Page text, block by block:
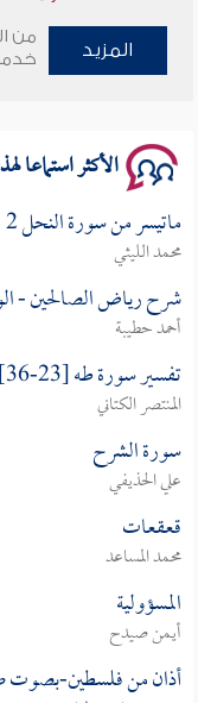
وأمنهم من خوف 9
المزيد
من
الأكثر استماعا
ماتيسر من سورة النحل 2
محمد الليثي
شرح رياض الصالحين -
أحمد حطيبة
تفسير سورة طه [23-36]
المنتصر الكتاني
سورة الشرح
علي الحذيفي
قعقعات
محمد المساعد
المسؤولية
أيمن صيدح
أذان من فلسطين-بصوت